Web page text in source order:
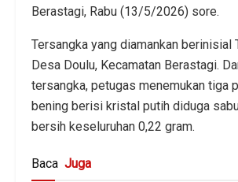
Berastagi, Rabu (13/5/2026) sore.
Tersangka yang diamankan berinisial
Desa Doulu, Kecamatan Berastagi.
tersangka, petugas menemukan tiga
bening berisi kristal putih diduga
bersih keseluruhan 0,22 gram.
Baca Juga